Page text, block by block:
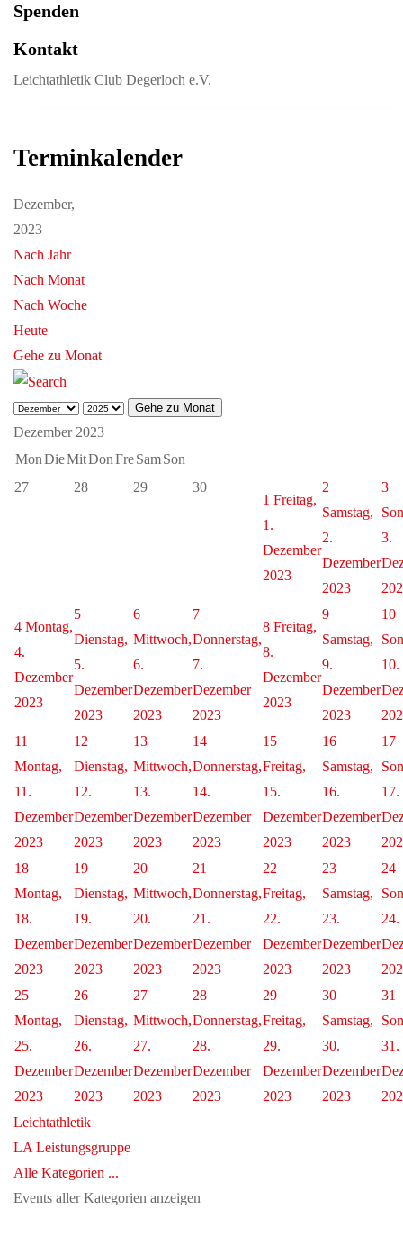
Spenden
Kontakt
Leichtathletik Club Degerloch e.V.
Terminkalender
Dezember,
2023
Nach Jahr
Nach Monat
Nach Woche
Heute
Gehe zu Monat
Gehe zu Monat
Dezember 2023
MonDieMitDonFreSamSon
27
28 29
30
1 Freitag,
1.
Dezember
2023
2
Samstag,
2.
Dezember
2023
3
3.
4 Montag,
4.
Dezember
2023
5
Dienstag,
5.
Dezember
2023
6
Mittwoch,
6.
Dezember
2023
7
Donnerstag,
7.
Dezember
2023
8 Freitag,
8.
Dezember
2023
9
Samstag,
9.
Dezember
2023
10
10.
11
Montag,
11.
Dezember
2023
12
Dienstag,
12.
Dezember
2023
13
Mittwoch,
13.
Dezember
2023
14
Donnerstag,
14.
Dezember
2023
15
Freitag,
15.
Dezember
2023
16
Samstag,
16.
Dezember
2023
17
17.
18
Montag,
18.
Dezember
2023
19
Dienstag,
19.
Dezember
2023
20
Mittwoch,
20.
Dezember
2023
21
Donnerstag,
21.
Dezember
2023
22
Freitag,
22.
Dezember
2023
23
Samstag,
23.
Dezember
2023
24
24.
25
Montag,
25.
Dezember
2023
26
Dienstag,
26.
Dezember
2023
27
Mittwoch,
27.
Dezember
2023
28
Donnerstag,
28.
Dezember
2023
29
Freitag,
29.
Dezember
2023
30
Samstag,
30.
Dezember
2023
31
31.
Leichtathletik
LA Leistungsgruppe
Alle Kategorien ...
Events aller Kategorien anzeigen